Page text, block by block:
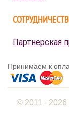
Партнерская
Принимаем к
© 2011 - 2026